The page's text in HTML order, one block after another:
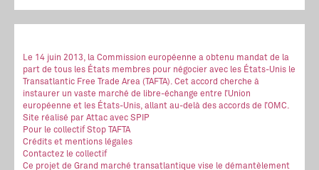
Le 14 juin 2013, la Commission européenne a obtenu mandat de la
part de tous les États membres pour négocier avec les États-Unis le
Transatlantic Free Trade Area (TAFTA). Cet accord cherche à
instaurer un vaste marché de libre-échange entre l’Union
européenne et les États-Unis, allant au-delà des accords de l’OMC.
Site réalisé par Attac avec SPIP
Pour le collectif Stop TAFTA
Crédits et mentions légales
Contactez le collectif
Ce projet de Grand marché transatlantique vise le démantèlement